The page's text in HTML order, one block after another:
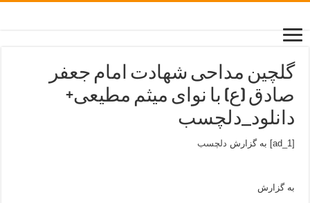
گلچین مداحی شهادت امام جعفر
صادق (ع) با نوای میثم مطیعی+
دانلود_دلچسب
[ad_1] به گزارش دلچسب
به گزارش